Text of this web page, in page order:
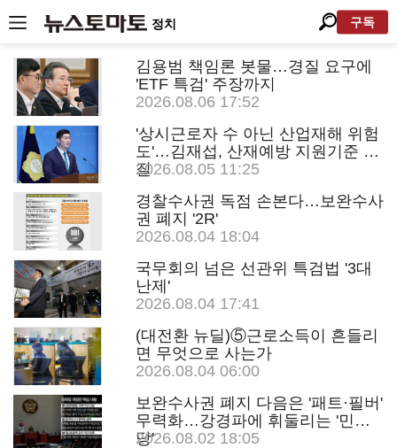
정치 구독
김용범 책임론 봇물…경질 요구에
'ETF 특검' 주장까지
2026.08.06 17:52
'상시근로자 수 아닌 산업재해 위험
도'…김재섭, 산재예방 지원기준 손
질
2026.08.05 11:25
경찰수사권 독점 손본다…보완수사
권 폐지 '2R'
2026.08.04 18:04
국무회의 넘은 선관위 특검법 '3대
난제'
2026.08.04 17:41
(대전환 뉴딜)⑤근로소득이 흔들리
면 무엇으로 사는가
2026.08.04 06:00
보완수사권 폐지 다음은 '패트·필버'
무력화…강경파에 휘둘리는 '민주
당'
2026.08.02 18:05